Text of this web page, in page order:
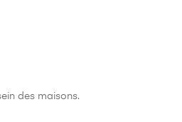
des maisons.